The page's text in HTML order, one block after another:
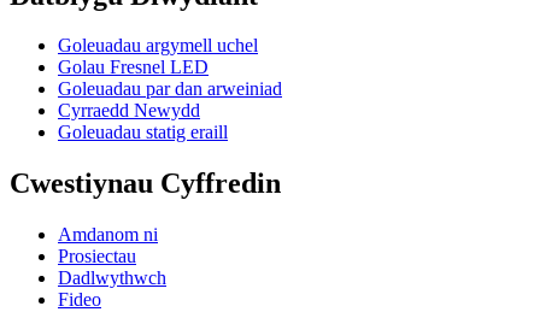
Goleuadau argymell uchel
Golau Fresnel LED
Goleuadau par dan arweiniad
Cyrraedd Newydd
Goleuadau statig eraill
Cwestiynau Cyffredin
Amdanom ni
Prosiectau
Dadlwythwch
Fideo